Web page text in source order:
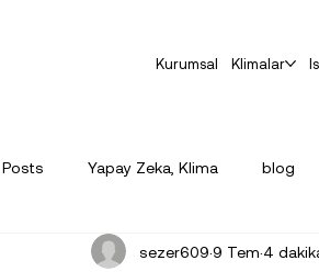
Kurumsal Klimalar
Posts Yapay Zeka, Klima blog
sezer609 9 Tem 4